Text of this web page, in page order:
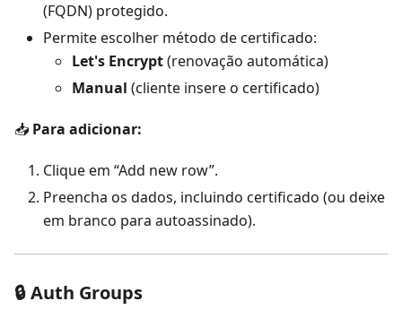
(FQDN) protegido.
Permite escolher método de certificado:
Let's Encrypt(renovação automática)
Manual (cliente insere o certificado)
📥 Para adicionar:
Clique em “Add new row”.
Preencha os dados, incluindo certificado (ou deixe
em branco para autoassinado).
🔒 Auth Groups